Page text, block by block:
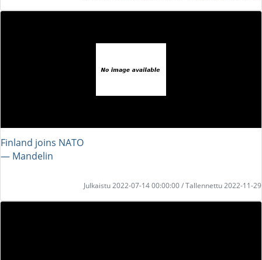
Finland joins NATO
― Mandelin
Julkaistu 2022-07-14 00:00:00 / Tallennettu 2022-11-29